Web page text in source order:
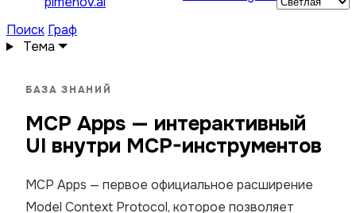
Поиск Граф
Тема
БАЗА ЗНАНИЙ
MCP Apps — интерактивный
UI внутри MCP-инструментов
MCP Apps — первое официальное расширение
Model Context Protocol, которое позволяет